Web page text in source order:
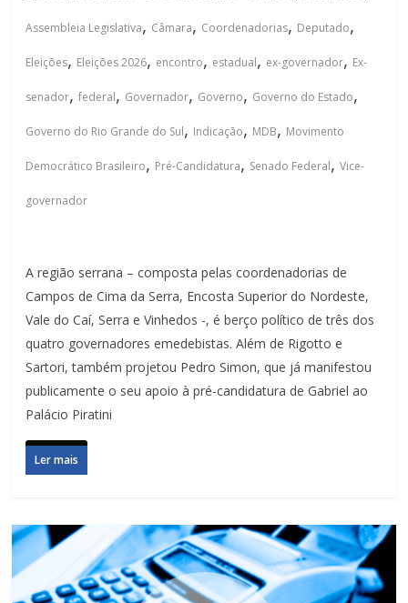
Assembleia Legislativa, Câmara, Coordenadorias, Deputado,
Eleições, Eleições 2026, encontro, estadual, ex-governador, Ex-
senador,federal, Governador, Governo, Governo do Estado,
Governo do Rio Grande do Sul, Indicação, MDB, Movimento
Democrático Brasileiro, Pré-Candidatura, Senado Federal,Vice-
governador
A região serrana – composta pelas coordenadorias de
Campos de Cima da Serra, Encosta Superior do Nordeste,
Vale do Caí, Serra e Vinhedos -, é berço político de três dos
quatro governadores emedebistas. Além de Rigotto e
Sartori, também projetou Pedro Simon, que já manifestou
publicamente o seu apoio à pré-candidatura de Gabriel ao
Palácio Piratini
Ler mais